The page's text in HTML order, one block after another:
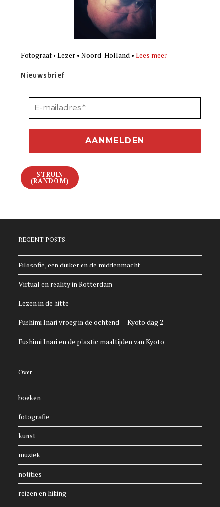
Fotograaf • Lezer • Noord-Holland •Lees meer
Nieuwsbrief
STRUIN
(RANDOM)
RECENT POSTS
Filosofie, een duiker en de middenmacht
Virtual en reality in Rotterdam
Lezen in de hitte
Fushimi Inari vroeg in de ochtend — Kyoto dag 2
Fushimi Inari en de plastic maaltijden van Kyoto
Over
boeken
fotografie
kunst
muziek
notities
reizen en hiking